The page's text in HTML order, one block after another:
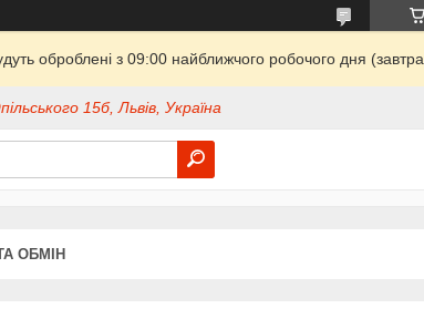
оброблені з 09:00 найближчого робочого дня
15б, Львів, Україна
ОБМІН